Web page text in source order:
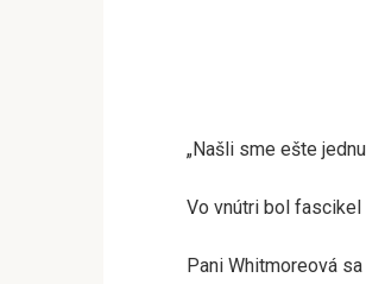
„Našli sme ešte
Vo vnútri bol fascikel
Pani Whitmoreová